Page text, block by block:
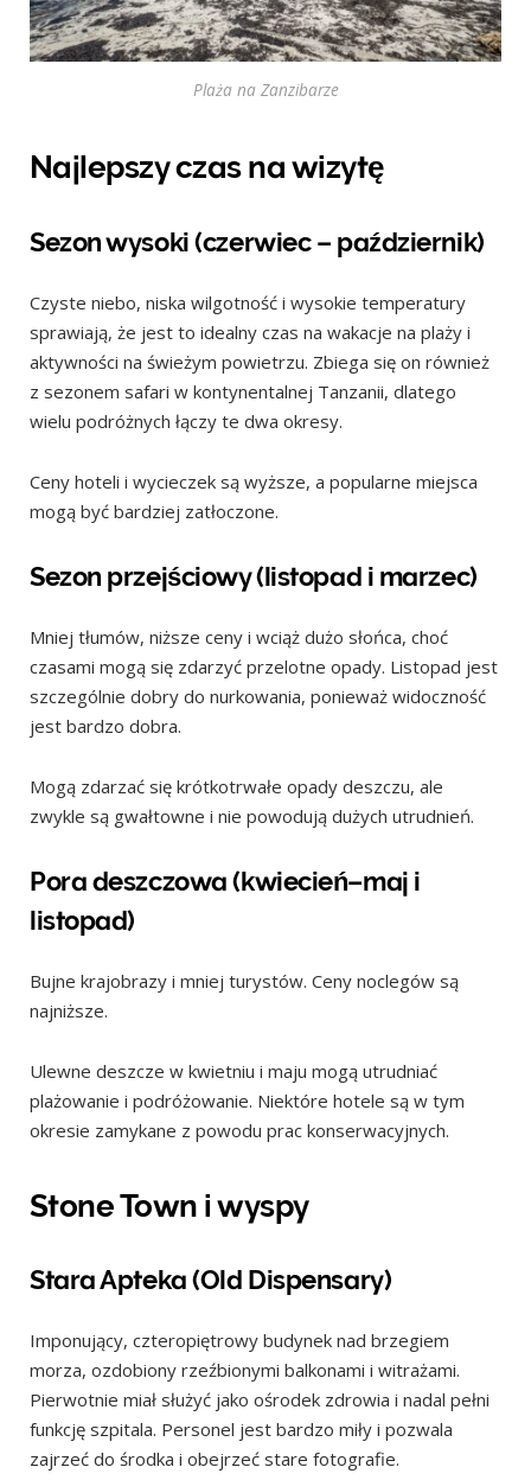
Plaża na Zanzibarze
Najlepszy czas na wizytę
Sezon wysoki (czerwiec – październik)
Czyste niebo, niska wilgotność i wysokie temperatury
sprawiają, że jest to idealny czas na wakacje na plaży i
aktywności na świeżym powietrzu. Zbiega się on również
z sezonem safari w kontynentalnej Tanzanii, dlatego
wielu podróżnych łączy te dwa okresy.
Ceny hoteli i wycieczek są wyższe, a popularne miejsca
mogą być bardziej zatłoczone.
Sezon przejściowy (listopad i marzec)
Mniej tłumów, niższe ceny i wciąż dużo słońca, choć
czasami mogą się zdarzyć przelotne opady. Listopad jest
szczególnie dobry do nurkowania, ponieważ widoczność
jest bardzo dobra.
Mogą zdarzać się krótkotrwałe opady deszczu, ale
zwykle są gwałtowne i nie powodują dużych utrudnień.
Pora deszczowa (kwiecień–maj i
listopad)
Bujne krajobrazy i mniej turystów. Ceny noclegów są
najniższe.
Ulewne deszcze w kwietniu i maju mogą utrudniać
plażowanie i podróżowanie. Niektóre hotele są w tym
okresie zamykane z powodu prac konserwacyjnych.
Stone Town i wyspy
Stara Apteka (Old Dispensary)
Imponujący, czteropiętrowy budynek nad brzegiem
morza, ozdobiony rzeźbionymi balkonami i witrażami.
Pierwotnie miał służyć jako ośrodek zdrowia i nadal pełni
funkcję szpitala. Personel jest bardzo miły i pozwala
zajrzeć do środka i obejrzeć stare fotografie.